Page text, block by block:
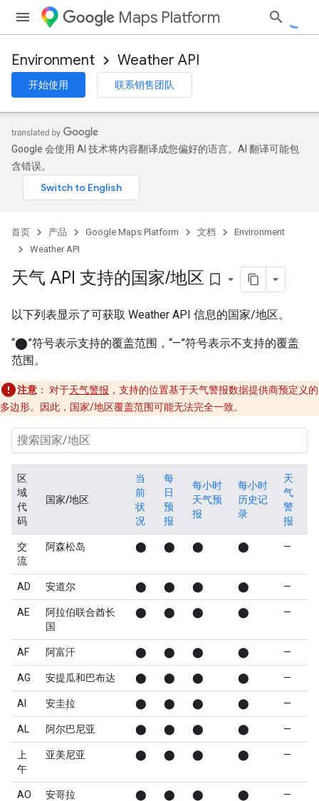
Maps Platform
Environment Weather API
开始使用 联系销售团队
Google 会使用 AI 技术将内容翻译成您偏好的语言。AI 翻译可能包
含错误。
首页 产品 Google Maps Platform 文档
Environment
Weather API
天气 API 支持的国家/地区 bookmark_border
以下列表显示了可获取 Weather API 信息的国家/地区。
“⬤”符号表示支持的覆盖范围，“—”符号表示不支持的覆盖
范围。
注意 ： 对于天气警报 ，支持的位置基于天气警报数据提供商预定义的
多边形。因此，国家/地区覆盖范围可能无法完全一致。
区
域
代
码
国家/地区
当
前
状
况
每
日
预
报
每小时
天气预
报
每小时
历史记
录
天
气
警
报
交
流
阿森松岛 ⬤ ⬤ ⬤ ⬤ —
AD 安道尔 ⬤ ⬤ ⬤ ⬤ —
AE
阿拉伯联合酋长
国
⬤ ⬤ ⬤ ⬤ —
AF 阿富汗 ⬤ ⬤ ⬤ ⬤ —
AG 安提瓜和巴布达 ⬤ ⬤ ⬤ ⬤ —
AI 安圭拉 ⬤ ⬤ ⬤ ⬤ —
AL 阿尔巴尼亚 ⬤ ⬤ ⬤ ⬤ —
上
午
亚美尼亚 ⬤ ⬤ ⬤ ⬤ —
AO 安哥拉 ⬤ ⬤ ⬤ ⬤ —